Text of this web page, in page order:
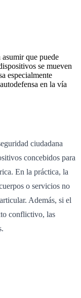
que puede
se mueven
especialmente
en la vía
ciudadana
concebidos para
En la práctica, la
o servicios no
Además, si el
conflictivo, las